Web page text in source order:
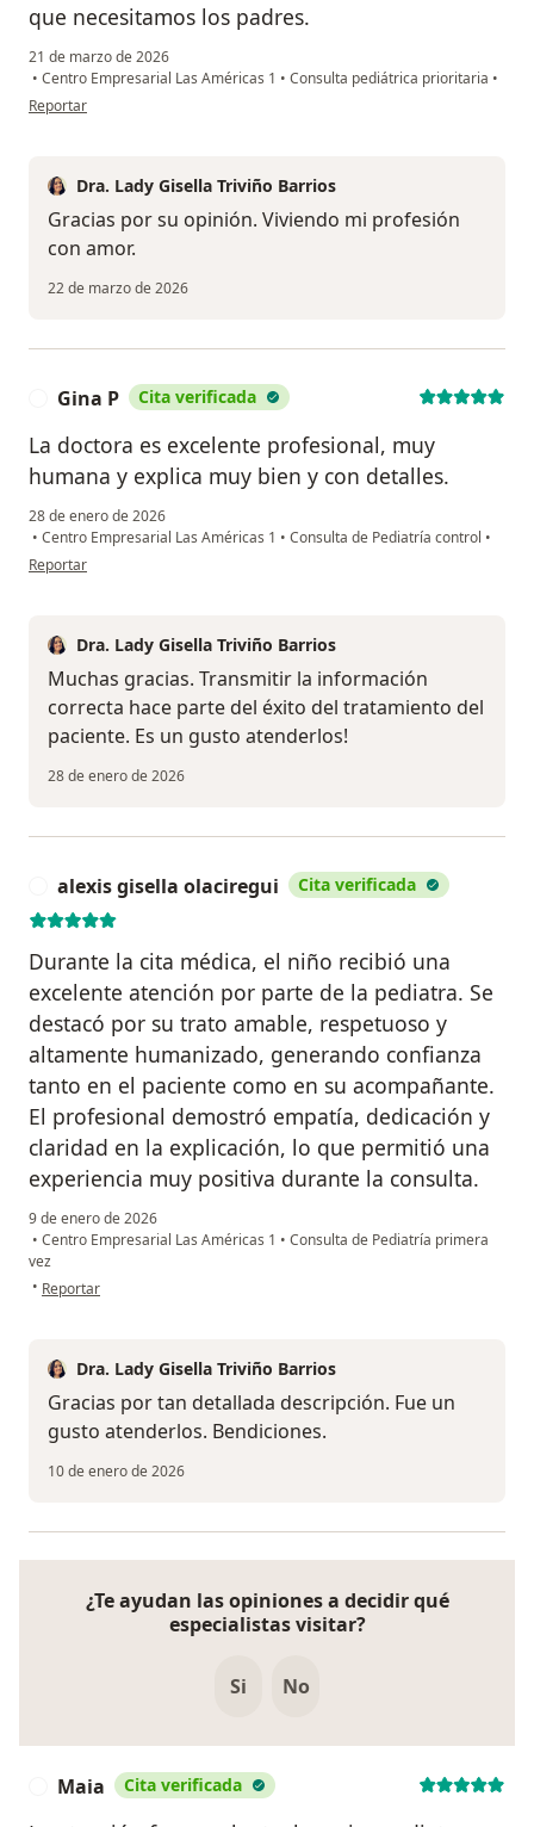
que necesitamos los padres.
21 de marzo de 2026
• Centro Empresarial Las Américas 1 • Consulta pediátrica prioritaria •
en opinión del usuario Mafi
Reportar
Dra. Lady Gisella Triviño Barrios
Gracias por su opinión. Viviendo mi profesión
con amor.
22 de marzo de 2026
Gina P Cita verificada
La doctora es excelente profesional, muy
humana y explica muy bien y con detalles.
28 de enero de 2026
• Centro Empresarial Las Américas 1 • Consulta de Pediatría control •
en opinión del usuario Gina P
Reportar
Dra. Lady Gisella Triviño Barrios
Muchas gracias. Transmitir la información
correcta hace parte del éxito del tratamiento del
paciente. Es un gusto atenderlos!
28 de enero de 2026
alexis gisella olaciregui Cita verificada
Durante la cita médica, el niño recibió una
excelente atención por parte de la pediatra. Se
destacó por su trato amable, respetuoso y
altamente humanizado, generando confianza
tanto en el paciente como en su acompañante.
El profesional demostró empatía, dedicación y
claridad en la explicación, lo que permitió una
experiencia muy positiva durante la consulta.
9 de enero de 2026
• Centro Empresarial Las Américas 1 • Consulta de Pediatría primera
vez
• en opinión del usuario alexis gisella olaciregui
Reportar
Dra. Lady Gisella Triviño Barrios
Gracias por tan detallada descripción. Fue un
gusto atenderlos. Bendiciones.
10 de enero de 2026
¿Te ayudan las opiniones a decidir qué
especialistas visitar?
Si No
Maia Cita verificada